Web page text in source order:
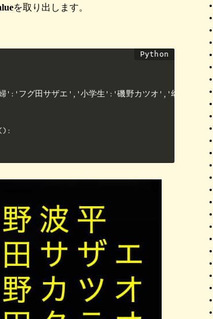
を取り出します。
':'フグ田サザエ','小学生':'磯野カツオ','幼児':'フ